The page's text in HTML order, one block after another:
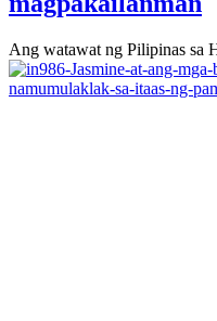
Ang watawat ng Pilipinas sa